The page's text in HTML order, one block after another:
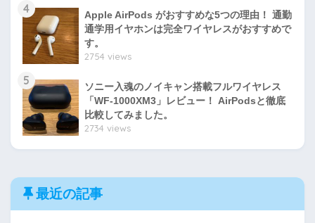
4
Apple AirPods がおすすめな5つの理由！ 通勤
通学用イヤホンは完全ワイヤレスがおすすめで
す。
2754 views
5
ソニー入魂のノイキャン搭載フルワイヤレス
「WF-1000XM3」レビュー！ AirPodsと徹底
比較してみました。
2734 views
最近の記事